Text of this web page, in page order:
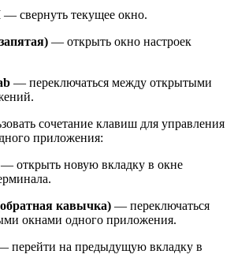
— свернуть текущее окно.
— открыть окно настроек
— переключаться между открытыми
сочетание клавиш для управления
приложения:
— открыть новую вкладку в окне
кавычка) — переключаться
окнами одного приложения.
перейти на предыдущую вкладку в